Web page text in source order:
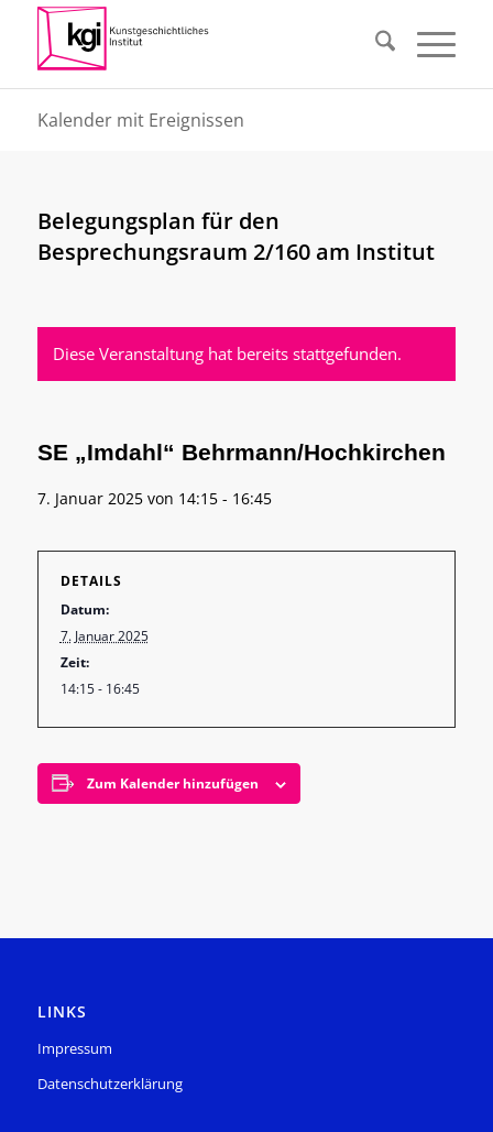
Kalender mit Ereignissen
Belegungsplan für den
Besprechungsraum 2/160 am Institut
Diese Veranstaltung hat bereits stattgefunden.
SE „Imdahl“ Behrmann/Hochkirchen
7. Januar 2025 von 14:15- 16:45
DETAILS
Datum:
7. Januar 2025
Zeit:
14:15 - 16:45
Zum Kalender hinzufügen
LINKS
Impressum
Datenschutzerklärung